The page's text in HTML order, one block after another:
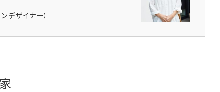
デザイナー）